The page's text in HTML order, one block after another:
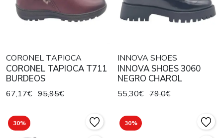
CORONEL TAPIOCA
CORONEL TAPIOCA T711
BURDEOS
67,17€ 95,95€
INNOVA SHOES
INNOVA SHOES 3060
NEGRO CHAROL
55,30€ 79,0€
30% 30%